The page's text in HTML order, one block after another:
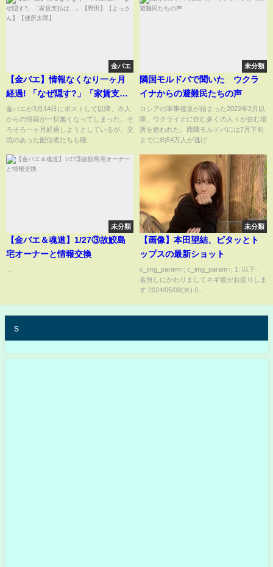
金バエ
【金バエ】情報なくなり一ヶ月
経過! 「なぜ隠す?」「家賃支払
は…」【野田】【よっさん】
【便所太郎】
金バエが3月14日にポストして以降、本人
からの情報が一切無くなってしまった。そ
ろそろ一ヶ月経過しようとしているが、交
流のあった配信者たちも確...
未分類
隣国モルドバで聞いた ウクラ
イナからの避難民たちの声
ロシアの軍事侵攻が始まった2022年2月以
降、ウクライナに住む多くの人々が住む場
所を追われた。西隣モルドバには7月下旬
までに約54万人が逃げ...
未分類
【金バエ＆魂道】1/27③故鮫島
宅オーナーと情報交換
未分類
【画像】本田望結、ピタッとト
ップスの最新ショット
c_img_param=; c_img_param=; 1: 以下、
名無しにかわりましてネギ速がお送りしま
す 2024/05/08(水) 0...
s